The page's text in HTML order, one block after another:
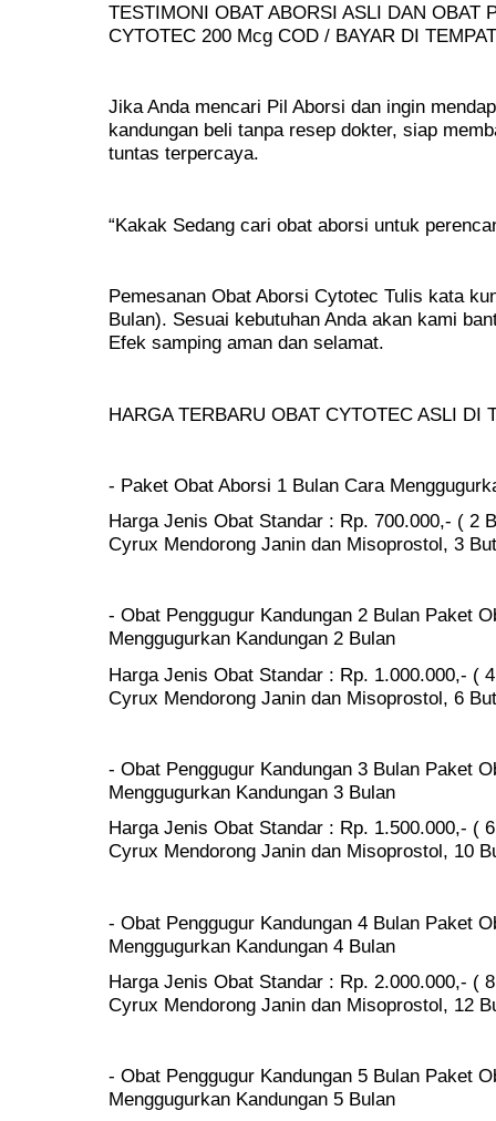
TESTIMONI OBAT ABORSI ASLI DAN OBAT
CYTOTEC 200 Mcg COD / BAYAR DI TEMPAT
Jika Anda mencari Pil Aborsi dan ingin
kandungan beli tanpa resep dokter, siap
tuntas terpercaya.
“Kakak Sedang cari obat aborsi untuk
Pemesanan Obat Aborsi Cytotec Tulis kata
Bulan). Sesuai kebutuhan Anda akan kami
Efek samping aman dan selamat.
HARGA TERBARU OBAT CYTOTEC ASLI DI
- Paket Obat Aborsi 1 Bulan Cara
Harga Jenis Obat Standar : Rp. 700.000,- ( 2
Cyrux Mendorong Janin dan Misoprostol, 3
- Obat Penggugur Kandungan 2 Bulan Paket
Menggugurkan Kandungan 2 Bulan
Harga Jenis Obat Standar : Rp. 1.000.000,- (
Cyrux Mendorong Janin dan Misoprostol, 6
- Obat Penggugur Kandungan 3 Bulan Paket
Menggugurkan Kandungan 3 Bulan
Harga Jenis Obat Standar : Rp. 1.500.000,- (
Cyrux Mendorong Janin dan Misoprostol, 10
- Obat Penggugur Kandungan 4 Bulan Paket
Menggugurkan Kandungan 4 Bulan
Harga Jenis Obat Standar : Rp. 2.000.000,- (
Cyrux Mendorong Janin dan Misoprostol, 12
- Obat Penggugur Kandungan 5 Bulan Paket
Menggugurkan Kandungan 5 Bulan